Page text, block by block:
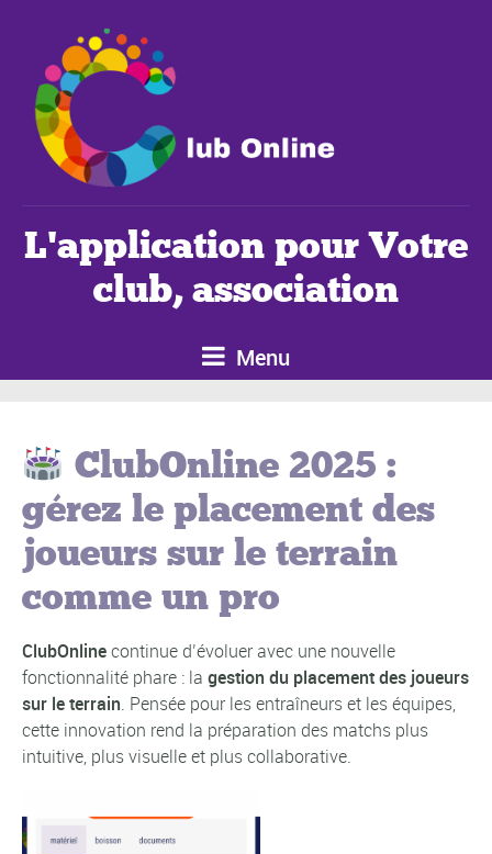
L'application pour Votre
club, association
Menu
ClubOnline 2025 :
gérez le placement des
joueurs sur le terrain
comme un pro
ClubOnlinecontinue d’évoluer avec une nouvelle
fonctionnalité phare : la gestion du placement des joueurs
sur le terrain. Pensée pour les entraîneurs et les équipes,
cette innovation rend la préparation des matchs plus
intuitive, plus visuelle et plus collaborative.